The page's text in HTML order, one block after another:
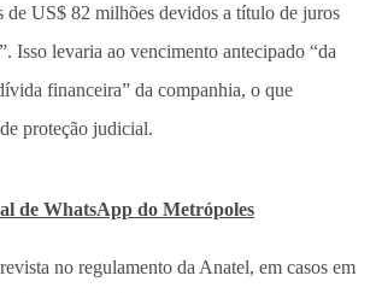
de US$ 82 milhões devidos a título de juros
Isso levaria ao vencimento antecipado “da
financeira” da companhia, o que
proteção judicial.
de WhatsApp do Metrópoles
no regulamento da Anatel, em casos em